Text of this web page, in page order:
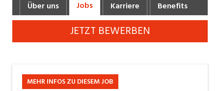
Industrie, Maschinenbau, Anlagenbau,
Produktion
Informatik, Telekommunikation
Körperpflege, Wellness
Über uns Jobs Karriere Benefits
JETZT BEWERBEN
MEHR INFOS ZU DIESEM JOB